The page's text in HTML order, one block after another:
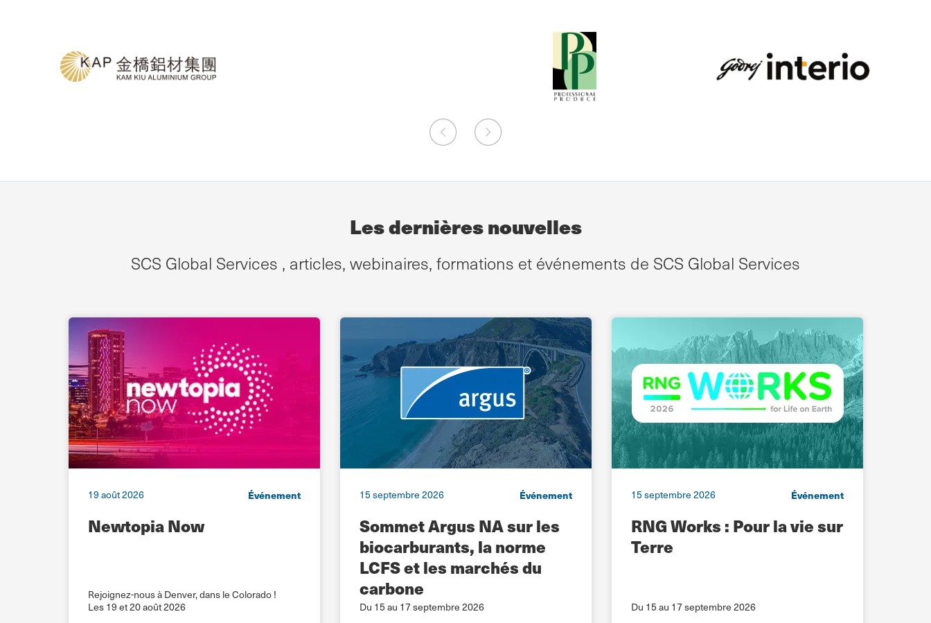
Les dernières nouvelles
SCS Global Services , articles, webinaires, formations et événements de SCS Global Services
19 août 2026 Événement
Newtopia Now
Rejoignez-nous à Denver, dans le Colorado !
Les 19 et 20 août 2026
15 septembre 2026 Événement
Sommet Argus NA sur les
biocarburants, la norme
LCFS et les marchés du
carbone
Du 15 au 17 septembre 2026
15 septembre 2026 Événement
RNG Works : Pour la vie sur
Terre
Du 15 au 17 septembre 2026